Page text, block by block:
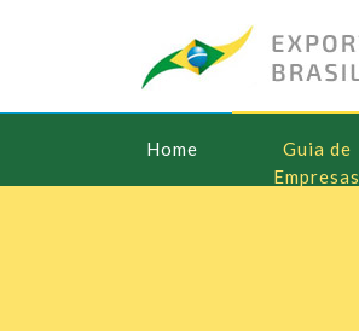
Home
Guia de
Empresas